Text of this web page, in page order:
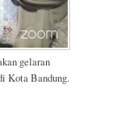
gelaran
Kota Bandung.